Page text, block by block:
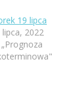
19 lipca
lipca, 2022